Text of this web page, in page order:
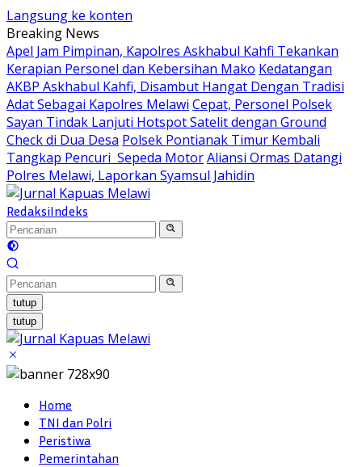
Langsung ke konten
Breaking News
Apel Jam Pimpinan, Kapolres Askhabul Kahfi Tekankan
Kerapian Personel dan Kebersihan Mako Kedatangan
AKBP Askhabul Kahfi, Disambut Hangat Dengan Tradisi
Adat Sebagai Kapolres Melawi Cepat, Personel Polsek
Sayan Tindak Lanjuti Hotspot Satelit dengan Ground
Check di Dua Desa Polsek Pontianak Timur Kembali
Tangkap Pencuri Sepeda MotorAliansi Ormas Datangi
Polres Melawi, Laporkan Syamsul Jahidin
RedaksiIndeks
tutup
tutup
Home
TNI dan Polri
Peristiwa
Pemerintahan